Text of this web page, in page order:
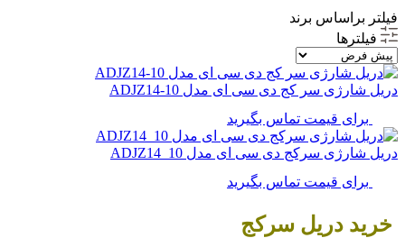
فیلتر براساس برند
فیلترها
دریل شارژی سر کج دی سی ای مدل ADJZ14-10
برای قیمت تماس بگیرید
دریل شارژی سرکج دی سی ای مدل ADJZ14_10
برای قیمت تماس بگیرید
خرید دریل سرکج